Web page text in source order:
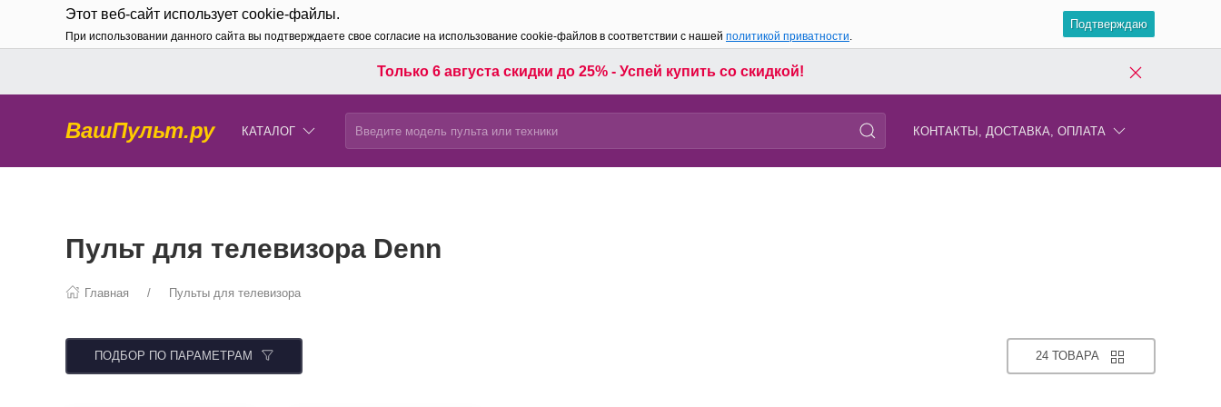
Этот веб-сайт использует cookie-файлы.
При использовании данного сайта вы подтверждаете свое согласие на использование cookie-файлов в соответствии с нашей политикой приватности.
Подтверждаю
Только 6 августа скидки до 25% - Успей купить со скидкой!
ВашПульт.ру КАТАЛОГ КОНТАКТЫ, ДОСТАВКА, ОПЛАТА
Пульт для телевизора Denn
Главная Пульты для телевизора
ПОДБОР ПО ПАРАМЕТРАМ 24 ТОВАРА